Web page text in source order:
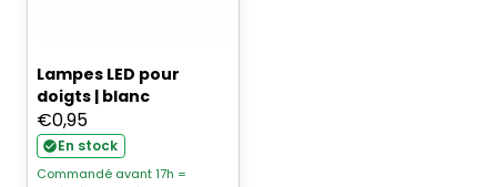
Lampes LED pour
doigts | blanc
€0,95
En stock
Commandé avant 17h =